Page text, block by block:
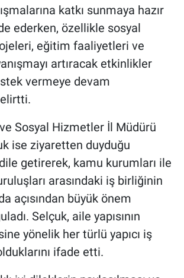
katkı sunmaya hazır
ederken, özellikle sosyal
eğitim faaliyetleri ve
artıracak etkinlikler
vermeye devam
Sosyal Hizmetler İl Müdürü
ise ziyaretten duyduğu
getirerek, kamu kurumları ile
arasındaki iş birliğinin
açısından büyük önem
Selçuk, aile yapısının
yönelik her türlü yapıcı iş
ifade etti.